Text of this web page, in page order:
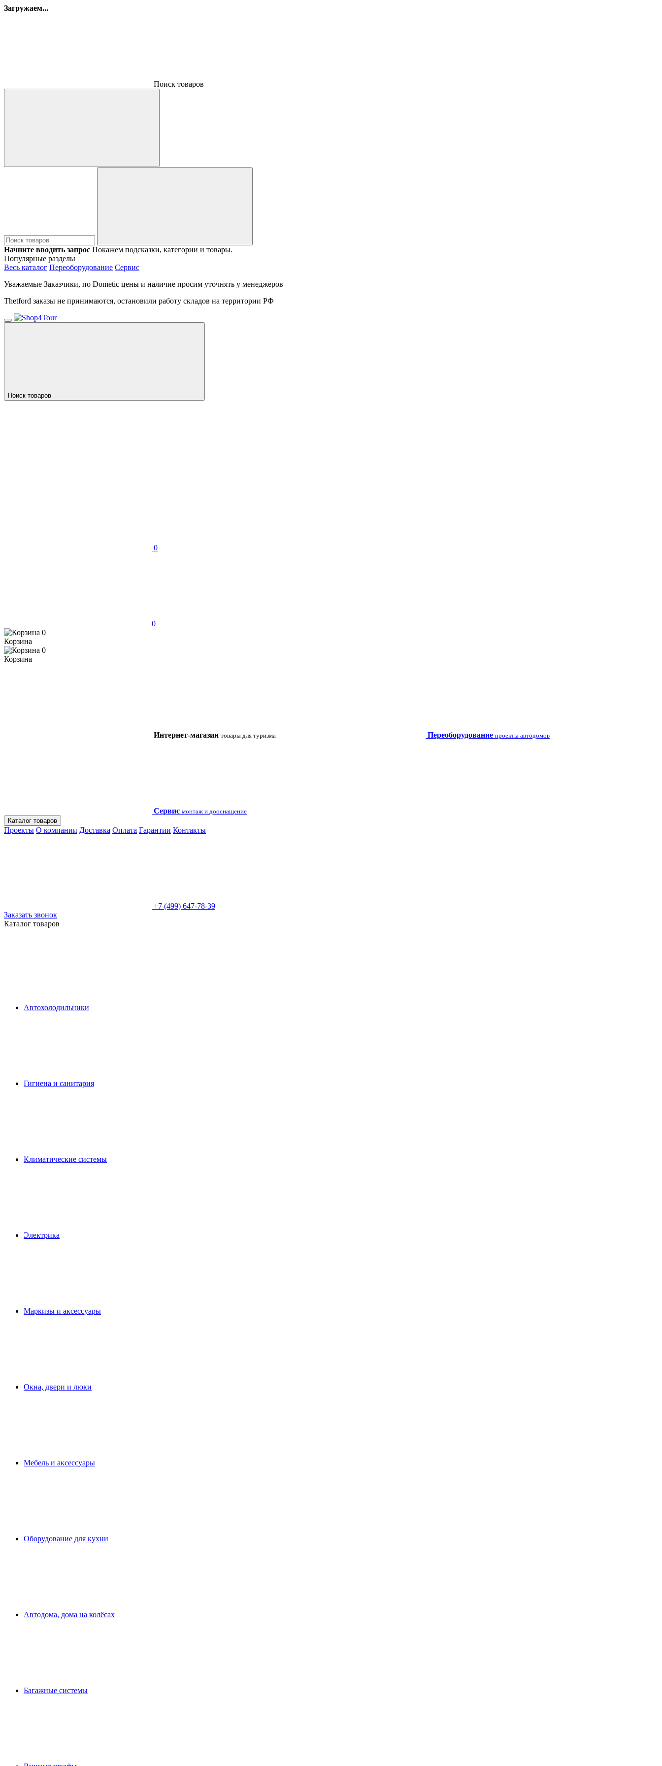
Загружаем...
Поиск товаров
Начните вводить запрос Покажем подсказки, категории и товары.
Популярные разделы
Весь каталог Переоборудование Сервис
Уважаемые Заказчики, по Dometic цены и наличие просим уточнять у менеджеров
Thetford заказы не принимаются, остановили работу складов на территории РФ
Поиск товаров
0
0
0
Корзина
0
Корзина
Интернет-магазин товары для туризма Переоборудование проекты автодомов
Сервис монтаж и дооснащение
Каталог товаров
Проекты О компании Доставка Оплата Гарантии Контакты
+7 (499) 647-78-39
Заказать звонок
Каталог товаров
Автохолодильники
Гигиена и санитария
Климатические системы
Электрика
Маркизы и аксессуары
Окна, двери и люки
Мебель и аксессуары
Оборудование для кухни
Автодома, дома на колёсах
Багажные системы